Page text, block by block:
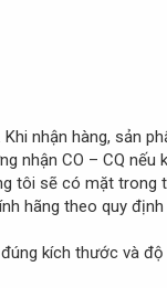
nhận hàng, sản
nhận CO – CQ nếu
tôi sẽ có mặt
hãng theo quy định
kích thước và